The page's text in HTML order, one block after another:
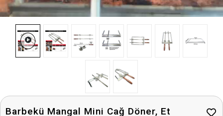
Ürün Kodu:MCETDSGG
%17 İNDİRİM 2.999,70 TL 2.499,90 TL
2.424,90 TL
261,45 TL 'den başlayan taksitlerle